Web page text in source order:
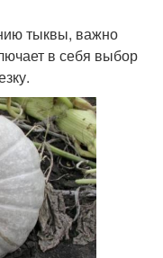
тыквы, важно
в себя выбор